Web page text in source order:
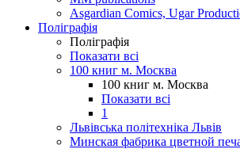
Asgardian Comics, Ugar
Поліграфія
Поліграфія
Показати всі
100 книг м. Москва
100 книг м. Москва
Показати всі
1
Львівська політехніка Львів
Минская фабрика цветной